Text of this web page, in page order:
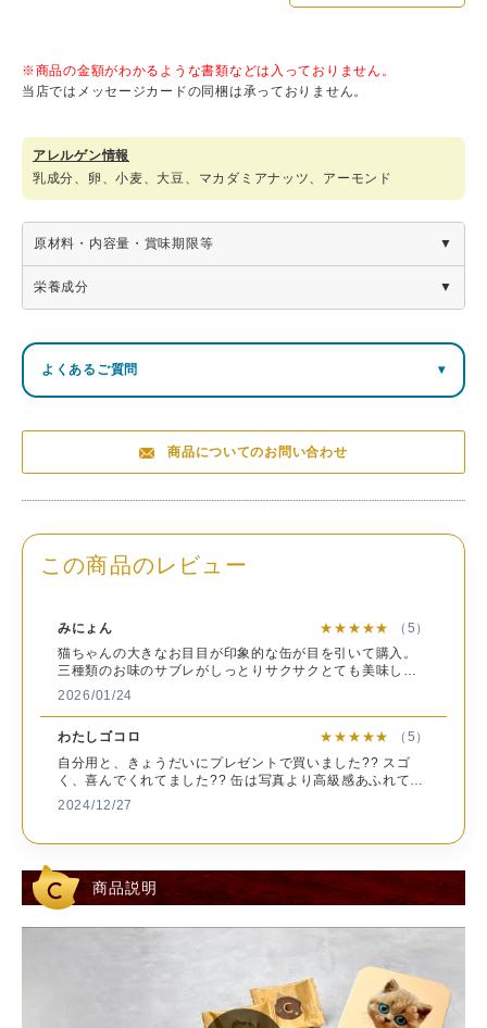
※商品の金額がわかるような書類などは入っておりません。
当店ではメッセージカードの同梱は承っておりません。
アレルゲン情報
乳成分、卵、小麦、大豆、マカダミアナッツ、アーモンド
原材料・内容量・賞味期限等
商
品
金のフェイス缶サブレ3種5枚入
名
焼菓子
ショコラ、プレーン各２枚 苺１枚
サ
原
小麦粉（国内製造）、バター、砂糖、チョコレート（砂
糖、カカオマス、ココアバター）、カカオマス、マカダミ
ー、マーガリン（乳成分を含む）、全粉乳、植物油脂、
グ、澱粉、寒天/トレハロース、香料（乳・大豆由来）、乳
化剤（大豆由来）、酸味料、着色料（モナスカス、クチナ
シ、カロテン、赤40）、酸化防止剤（V.E :大豆由来）
レ
ル
ゲ
ン
乳成分、卵、小麦、大豆、マカダミアナッツ、アーモンド
※本製造工場では くるみ を含む製品を生産しています。
栄養成分
熱量 たんぱく質
よくあるご質問 ▾
商品についてのお問い合わせ
この商品のレビュー
みにょん ★★★★★
（5）
猫ちゃんの大きなお目目が印象的な缶が目を引いて購入。
三種類のお味のサブレがしっとりサクサクとても美味しい
です。 食べた後はかわゆい缶も、なにかしら使い勝手が良
2026/01/24
わたしゴコロ ★★★★★
（5）
自分用と、きょうだいにプレゼントで買いました?? スゴ
く、喜んでくれてました?? 缶は写真より高級感あふれてカ
ワイくって サブレは、しっとりサクッとした食感で美味し
2024/12/27
商品説明